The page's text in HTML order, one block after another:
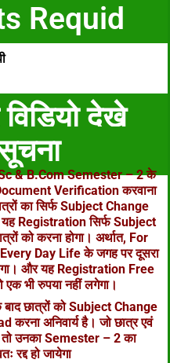
Requid
देखे
& B.Com Semester – 2 के
Verification करवाना
का सिर्फ Subject Change
Registration सिर्फ Subject
को करना होगा। अर्थात, For
Day Life के जगह पर दूसरा
और यह Registration Free
एक भी रुपया नहीं लगेगा।
छात्रों को Subject Change
अनिवार्य है। जो छात्र एवं
उनका Semester – 2 का
रद्द हो जायेगा